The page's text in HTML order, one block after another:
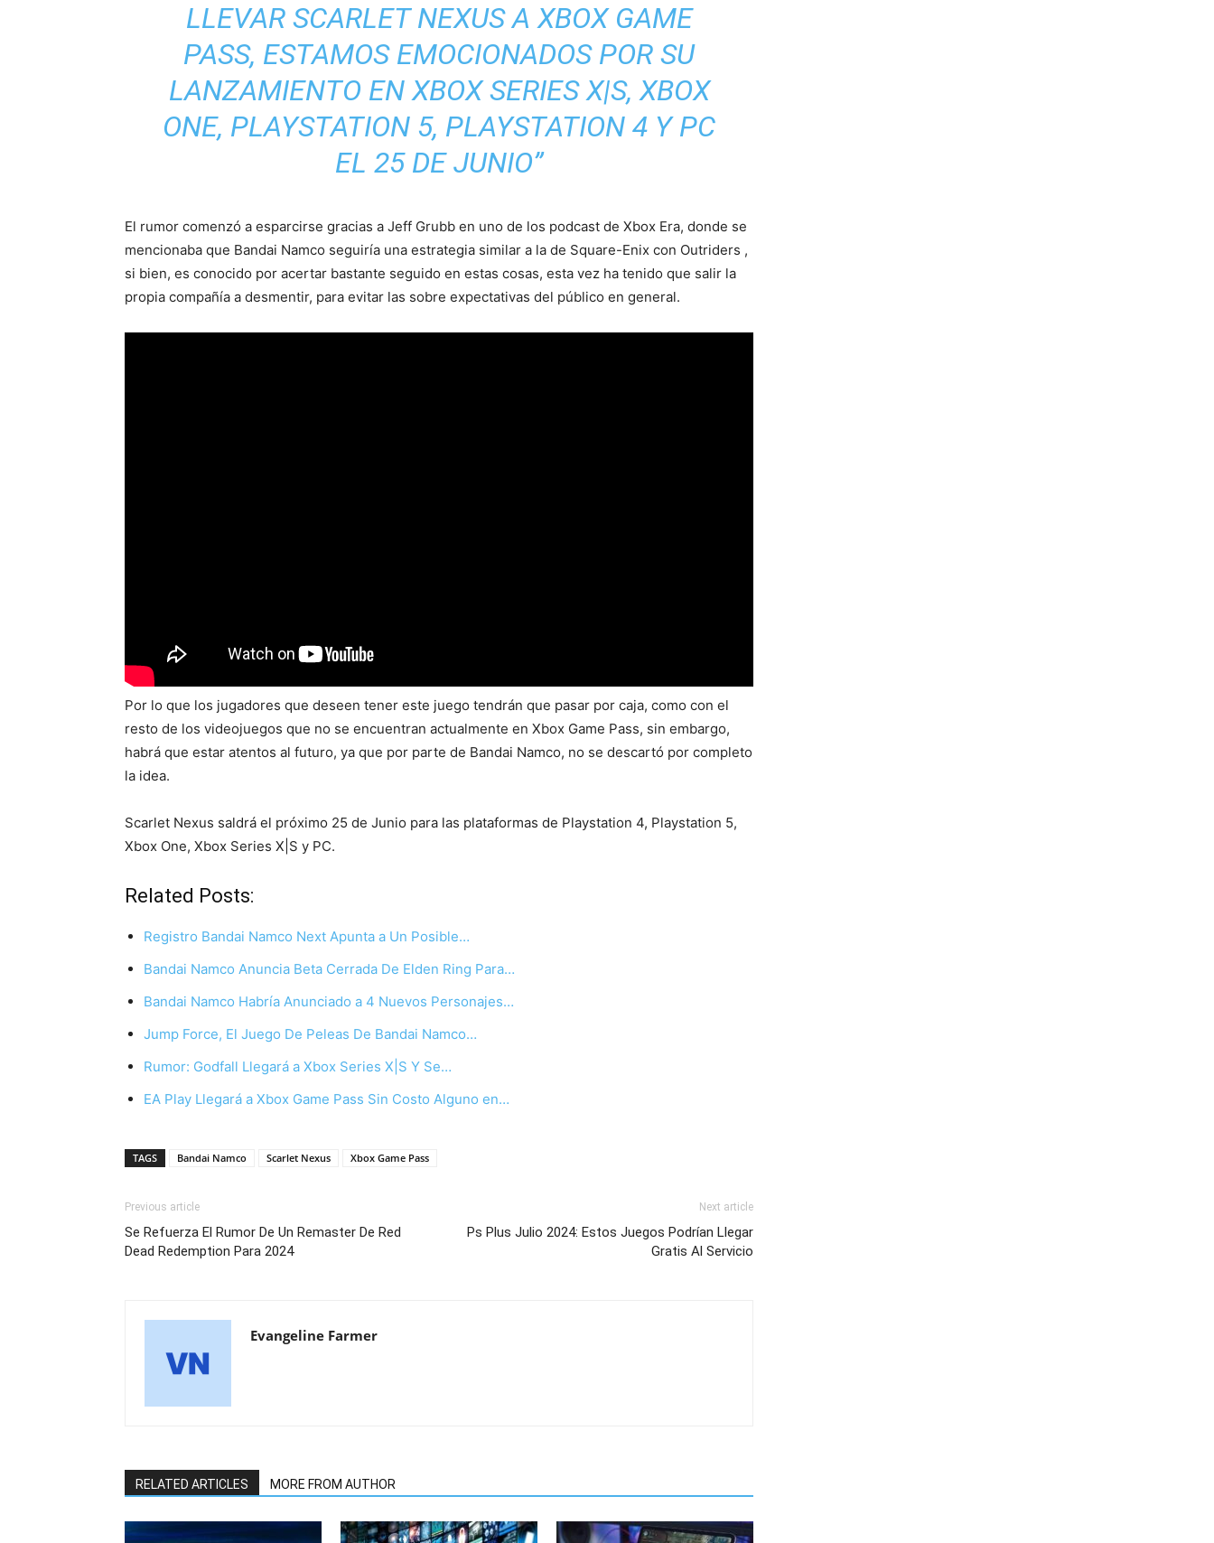
LLEVAR SCARLET NEXUS A XBOX GAME
PASS, ESTAMOS EMOCIONADOS POR SU
LANZAMIENTO EN XBOX SERIES X|S, XBOX
ONE, PLAYSTATION 5, PLAYSTATION 4 Y PC
EL 25 DE JUNIO”
El rumor comenzó a esparcirse gracias a Jeff Grubb en uno de los podcast de Xbox Era, donde se
mencionaba que Bandai Namco seguiría una estrategia similar a la de Square-Enix con Outriders ,
si bien, es conocido por acertar bastante seguido en estas cosas, esta vez ha tenido que salir la
propia compañía a desmentir, para evitar las sobre expectativas del público en general.
Por lo que los jugadores que deseen tener este juego tendrán que pasar por caja, como con el
resto de los videojuegos que no se encuentran actualmente en Xbox Game Pass, sin embargo,
habrá que estar atentos al futuro, ya que por parte de Bandai Namco, no se descartó por completo
la idea.
Scarlet Nexus saldrá el próximo 25 de Junio para las plataformas de Playstation 4, Playstation 5,
Xbox One, Xbox Series X|S y PC.
Related Posts:
Registro Bandai Namco Next Apunta a Un Posible…
Bandai Namco Anuncia Beta Cerrada De Elden Ring Para…
Bandai Namco Habría Anunciado a 4 Nuevos Personajes…
Jump Force, El Juego De Peleas De Bandai Namco…
Rumor: Godfall Llegará a Xbox Series X|S Y Se…
EA Play Llegará a Xbox Game Pass Sin Costo Alguno en…
TAGS Bandai Namco Scarlet Nexus Xbox Game Pass
Previous article
Se Refuerza El Rumor De Un Remaster De Red
Dead Redemption Para 2024
Next article
Ps Plus Julio 2024: Estos Juegos Podrían Llegar
Gratis Al Servicio
Evangeline Farmer
RELATED ARTICLES MORE FROM AUTHOR